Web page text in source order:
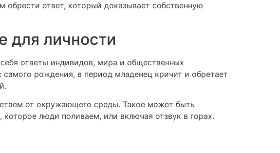
ответ, который доказывает собственную
для личности
ответы индивидов, мира и общественных
рождения, в период младенец кричит и обретает
от окружающего среды. Такое может быть
люди поливаем, или включая отзвук в горах.